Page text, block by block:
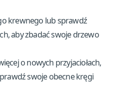
krewnego lub sprawdź
aby zbadać swoje drzewo
o nowych przyjaciołach,
swoje obecne kręgi